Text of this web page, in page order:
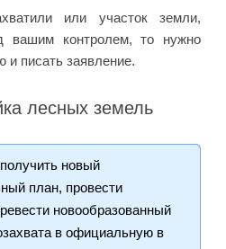
или участок земли,
вашим контролем, то нужно
и писать заявление.
лесных земель
новый
план, провести
новообразованный
в официальную в